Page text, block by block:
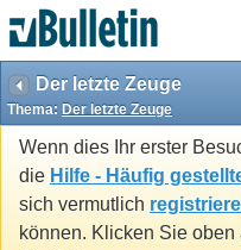
Der letzte Zeuge
Thema: Der letzte Zeuge
Wenn dies Ihr erster
die Hilfe - Häufig
sich vermutlich
können. Klicken Sie